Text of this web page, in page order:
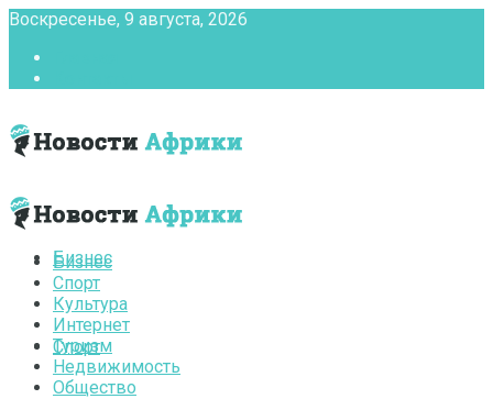
Воскресенье, 9 августа, 2026
Бизнес
Спорт
Бизнес
Спорт
Культура
Интернет
Туризм
Недвижимость
Общество